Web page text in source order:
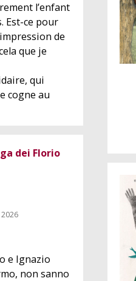
l’enfant
Est-ce pour
de
que je
qui
cogne au
dei Florio
e Ignazio
non sanno